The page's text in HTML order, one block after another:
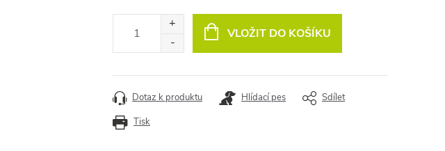
VLOŽIT DO KOŠÍKU
Tisk
Dotaz k produktu Hlídací pes Sdílet